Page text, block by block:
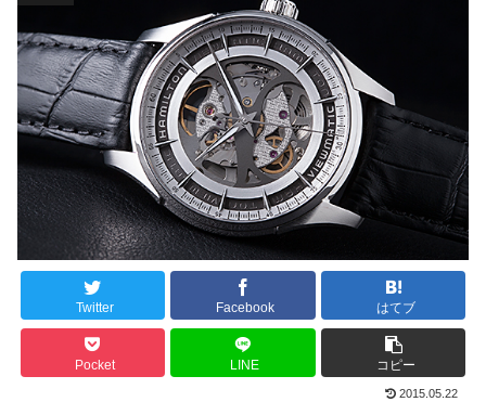
Twitter Facebook はてブ
Pocket LINE コピー
2015.05.22